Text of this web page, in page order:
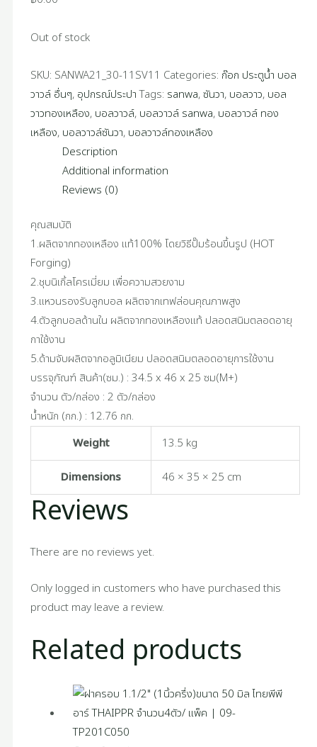
Out of stock
SKU: SANWA21_30-11SV11 Categories: ก๊อก ประตูน้ำ บอล
วาวล์ อื่นๆ, อุปกรณ์ประปา Tags: sanwa,ซันวา, บอลวาว, บอล
วาวทองเหลือง, บอลวาวล์, บอลวาวล์ sanwa, บอลวาวล์ ทอง
เหลือง, บอลวาวล์ซันวา, บอลวาวล์ทองเหลือง
Description
Additional information
Reviews (0)
คุณสมบัติ
1.ผลิตจากทองเหลือง แท้100% โดยวิธีปั๊มร้อนขึ้นรูป (HOT
Forging)
2.ชุบนิเกิ้ลโครเมี่ยม เพื่อความสวยงาม
3.แหวนรองรับลูกบอล ผลิตจากเทฟล่อนคุณภาพสูง
4.ตัวลูกบอลด้านใน ผลิตจากทองเหลืองแท้ ปลอดสนิมตลอดอายุ
กาใช้งาน
5.ด้ามจับผลิตจากอลูมิเนียม ปลอดสนิมตลอดอายุการใช้งาน
บรรจุภัณฑ์ สินค้า(ซม.) : 34.5 x 46 x 25 ซม(M+)
จำนวน ตัว/กล่อง : 2 ตัว/กล่อง
น้ำหนัก (กก.) : 12.76 กก.
Weight
13.5 kg
Dimensions 46 × 35 × 25 cm
Reviews
There are no reviews yet.
Only logged in customers who have purchased this
product may leave a review.
Related products